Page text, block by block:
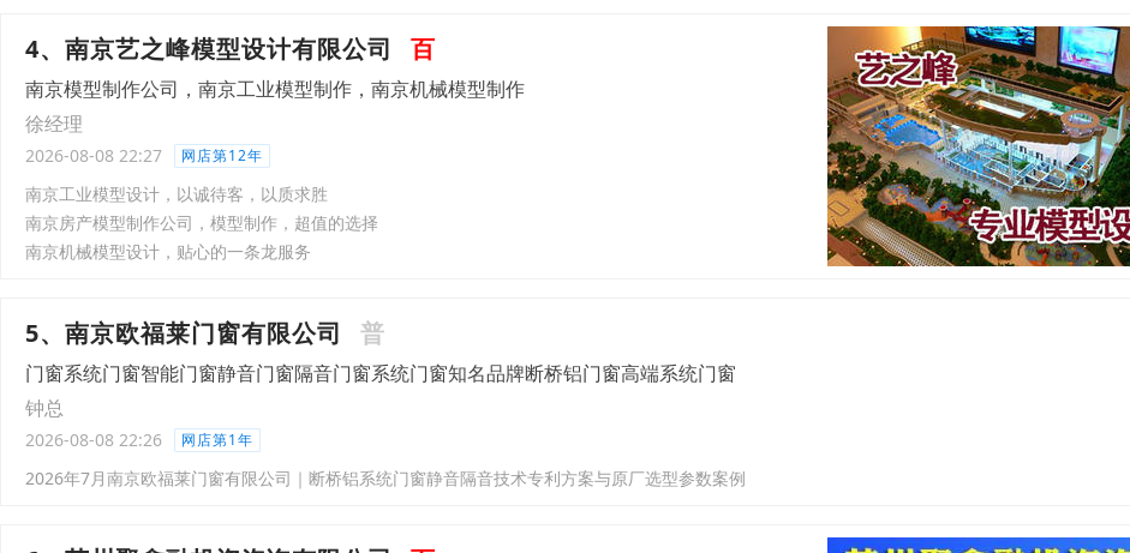
4、南京艺之峰模型设计有限公司 百
南京模型制作公司，南京工业模型制作，南京机械模型制作
徐经理
2026-08-08 22:27 网店第12年
南京工业模型设计，以诚待客，以质求胜
南京房产模型制作公司，模型制作，超值的选择
南京机械模型设计，贴心的一条龙服务
5、南京欧福莱门窗有限公司 普
门窗系统门窗智能门窗静音门窗隔音门窗系统门窗知名品牌断桥铝门窗高端系统门窗
钟总
2026-08-08 22:26 网店第1年
2026年7月南京欧福莱门窗有限公司｜断桥铝系统门窗静音隔音技术专利方案与原厂选型参数案例